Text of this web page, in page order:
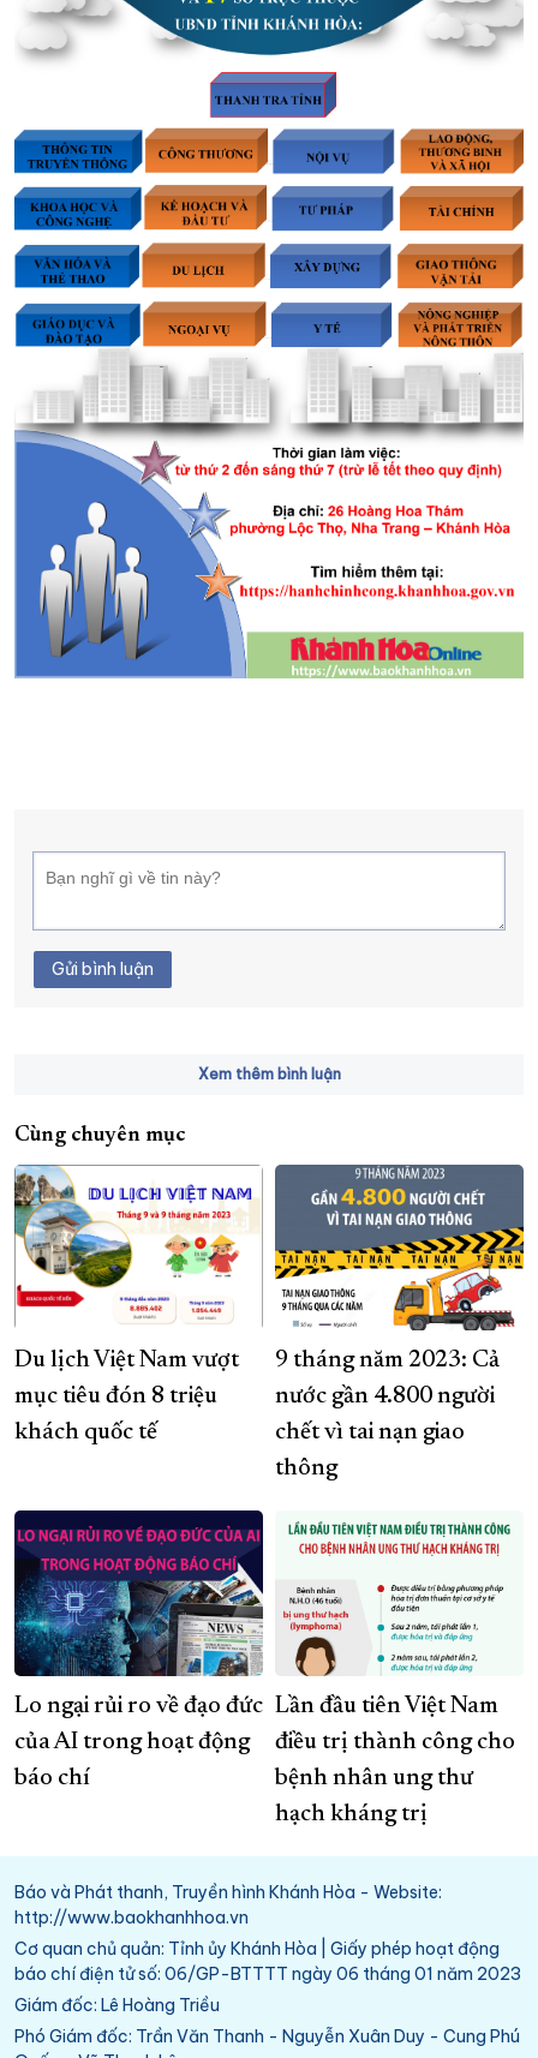
Gửi bình luận
Xem thêm bình luận
Cùng chuyên mục
Du lịch Việt Nam vượt
mục tiêu đón 8 triệu
khách quốc tế
9 tháng năm 2023: Cả
nước gần 4.800 người
chết vì tai nạn giao
thông
Lo ngại rủi ro về đạo đức
của AI trong hoạt động
báo chí
Lần đầu tiên Việt Nam
điều trị thành công cho
bệnh nhân ung thư
hạch kháng trị
Báo và Phát thanh, Truyền hình Khánh Hòa - Website:
http://www.baokhanhhoa.vn
Cơ quan chủ quản: Tỉnh ủy Khánh Hòa | Giấy phép hoạt động
báo chí điện tử số: 06/GP-BTTTT ngày 06 tháng 01 năm 2023
Giám đốc: Lê Hoàng Triều
Phó Giám đốc: Trần Văn Thanh - Nguyễn Xuân Duy - Cung Phú